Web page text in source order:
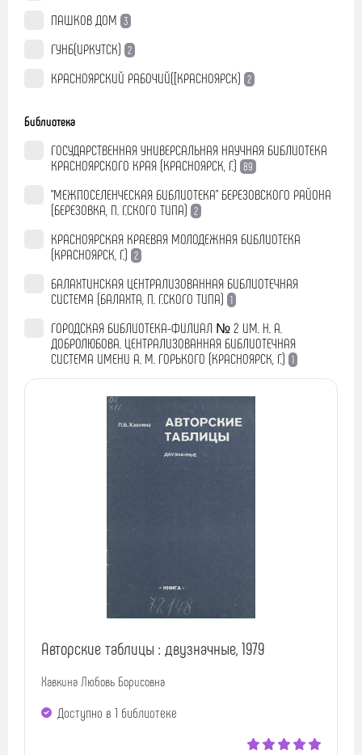
ПАШКОВ ДОМ 3
ГУНБ(ИРКУТСК) 2
КРАСНОЯРСКИЙ РАБОЧИЙ([КРАСНОЯРСК) 2
Библиотека
ГОСУДАРСТВЕННАЯ УНИВЕРСАЛЬНАЯ НАУЧНАЯ БИБЛИОТЕКА
КРАСНОЯРСКОГО КРАЯ (КРАСНОЯРСК, Г.) 89
"МЕЖПОСЕЛЕНЧЕСКАЯ БИБЛИОТЕКА" БЕРЕЗОВСКОГО РАЙОНА
(БЕРЕЗОВКА, П. Г.СКОГО ТИПА) 2
КРАСНОЯРСКАЯ КРАЕВАЯ МОЛОДЕЖНАЯ БИБЛИОТЕКА
(КРАСНОЯРСК, Г.) 2
БАЛАХТИНСКАЯ ЦЕНТРАЛИЗОВАННАЯ БИБЛИОТЕЧНАЯ
СИСТЕМА (БАЛАХТА, П. Г.СКОГО ТИПА) 1
ГОРОДСКАЯ БИБЛИОТЕКА-ФИЛИАЛ № 2 ИМ. Н. А.
ДОБРОЛЮБОВА. ЦЕНТРАЛИЗОВАННАЯ БИБЛИОТЕЧНАЯ
СИСТЕМА ИМЕНИ А. М. ГОРЬКОГО (КРАСНОЯРСК, Г.) 1
Авторские таблицы : двузначные, 1979
Хавкина Любовь Борисовна
Доступно в 1 библиотекe